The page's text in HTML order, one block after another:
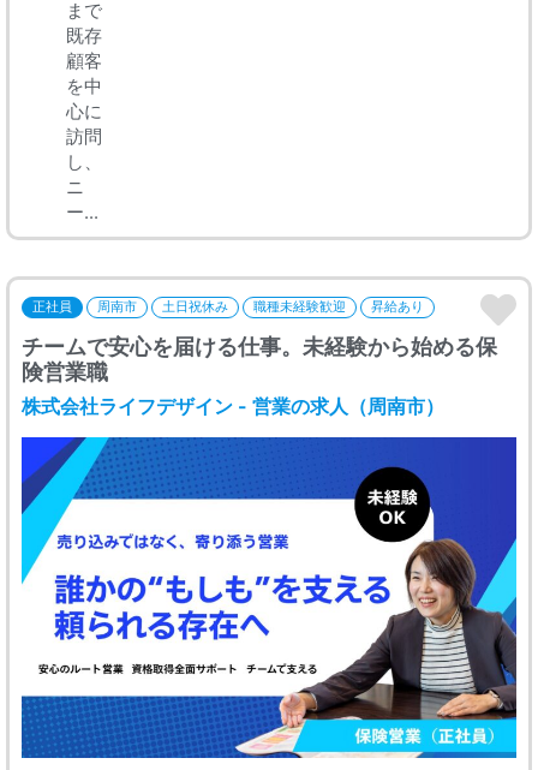
まで
既存
顧客
を中
心に
訪問
し、
ニ
ー...
正社員 周南市 土日祝休み 職種未経験歓迎 昇給あり
チームで安心を届ける仕事。未経験から始める保
険営業職
株式会社ライフデザイン - 営業の求人（周南市）